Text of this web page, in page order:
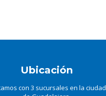
Ubicación
con 3 sucursales en la ciudad